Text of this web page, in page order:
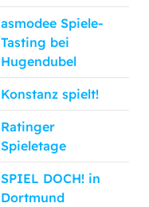
asmodee Spiele-
Tasting bei
Hugendubel
Konstanz spielt!
Ratinger
Spieletage
SPIEL DOCH! in
Dortmund